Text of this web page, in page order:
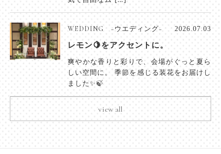
WEDDING −ウエディング− 2026.07.03
レモン🍋をアクセントに。
爽やかな香りと彩りで、会場がぐっと夏ら
しい空間に。 季節を感じる装花をお届けし
ました✨🍃
view all